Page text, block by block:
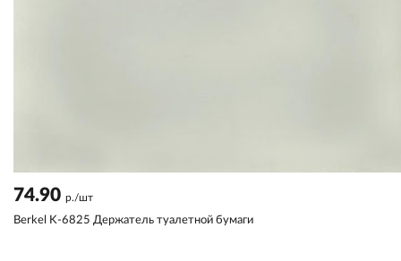
74.90 р./шт
Berkel K-6825 Держатель туалетной бумаги